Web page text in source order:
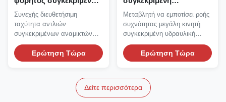
αναμίκτης
συγκεκριμένων αντλιών
7M3/H με την αντλία
Συνεχής διευθετήσιμη
ταχύτητα αντλιών
συγκεκριμένων αναμικτών
εργασίας ηλεκτρική
οδηγημένη Αντλία...
Ερώτηση Τώρα
εμποτίζοντας μηχανή
συγκεκριμένων αντλιών
110Kw 30m3/H
υδραυλική
Μεταβλητή να εμποτίσει ροής
συχνότητας μεγάλη κινητή
συγκεκριμένη υδραυλική
πίεση μηχανών Κινητή...
Ερώτηση Τώρα
Δείτε περισσότερα